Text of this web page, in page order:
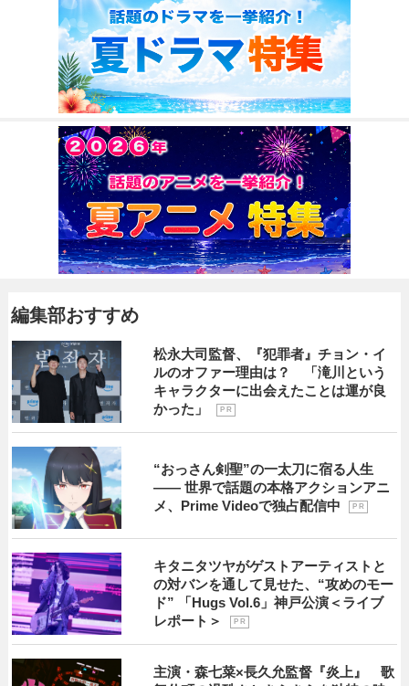
編集部おすすめ
松永大司監督、『犯罪者』チョン・イ
ルのオファー理由は？ 「滝川という
キャラクターに出会えたことは運が良
かった」
P R
“おっさん剣聖”の一太刀に宿る人生
―― 世界で話題の本格アクションアニ
メ、Prime Videoで独占配信中
P R
キタニタツヤがゲストアーティストと
の対バンを通して見せた、“攻めのモー
ド” 「Hugs Vol.6」神戸公演＜ライブ
レポート＞
P R
主演・森七菜×長久允監督『炎上』 歌